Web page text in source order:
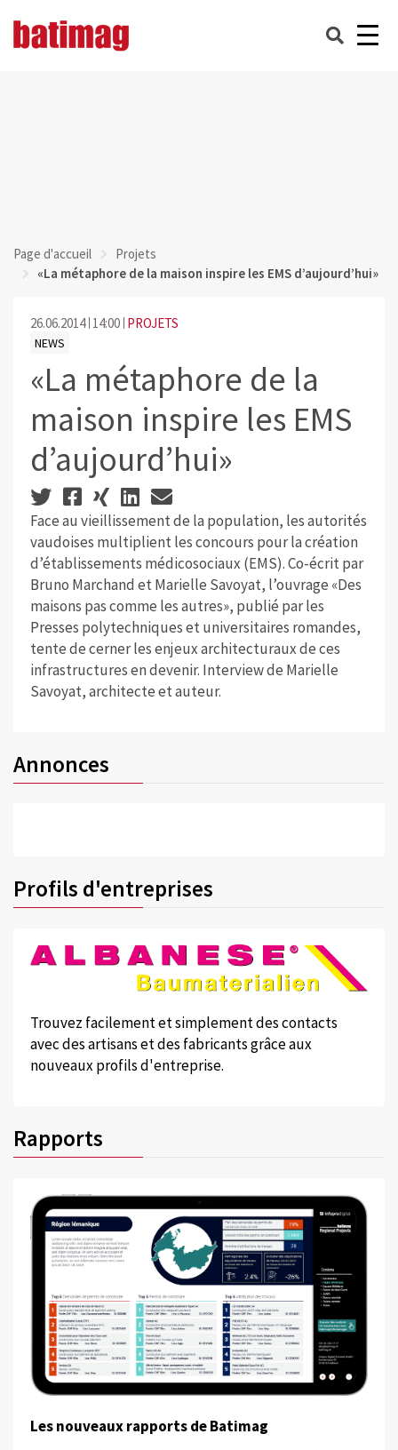
Page d'accueil
Projets
«La métaphore de la maison inspire les EMS d’aujourd’hui»
26.06.2014 14:00 PROJETS
NEWS
«La métaphore de la
maison inspire les EMS
d’aujourd’hui»
Face au vieillissement de la population, les autorités
vaudoises multiplient les concours pour la création
d’établissements médicosociaux (EMS). Co-écrit par
Bruno Marchand et Marielle Savoyat, l’ouvrage «Des
maisons pas comme les autres», publié par les
Presses polytechniques et universitaires romandes,
tente de cerner les enjeux architecturaux de ces
infrastructures en devenir. Interview de Marielle
Savoyat, architecte et auteur.
Annonces
Profils d'entreprises
Trouvez facilement et simplement des contacts
avec des artisans et des fabricants grâce aux
nouveaux profils d'entreprise.
Rapports
Les nouveaux rapports de Batimag